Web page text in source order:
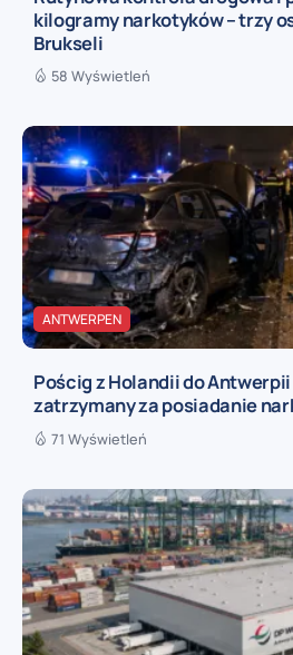
kilogramy narkotyków – trzy
Brukseli
58 Wyświetleń
ANTWERPEN
Pościg z Holandii do
zatrzymany za posiadanie
71 Wyświetleń